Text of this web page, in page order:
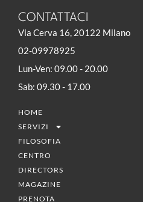
CONTATTACI
Via Cerva 16, 20122 Milano
02-09978925
Lun-Ven: 09.00 - 20.00
Sab: 09.30 - 17.00
HOME
SERVIZI
FILOSOFIA
CENTRO
DIRECTORS
MAGAZINE
PRENOTA